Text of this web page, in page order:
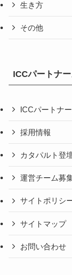
生き方
その他
ICCパートナ
ICCパートナ
採用情報
カタパルト登
運営チーム募
サイトポリシ
サイトマップ
お問い合わせ